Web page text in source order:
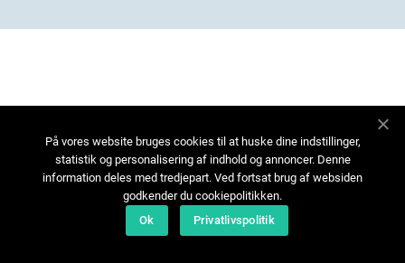
På vores website bruges cookies til at huske dine indstillinger,
statistik og personalisering af indhold og annoncer. Denne
information deles med tredjepart. Ved fortsat brug af websiden
godkender du cookiepolitikken.
Ok
Privatlivspolitik